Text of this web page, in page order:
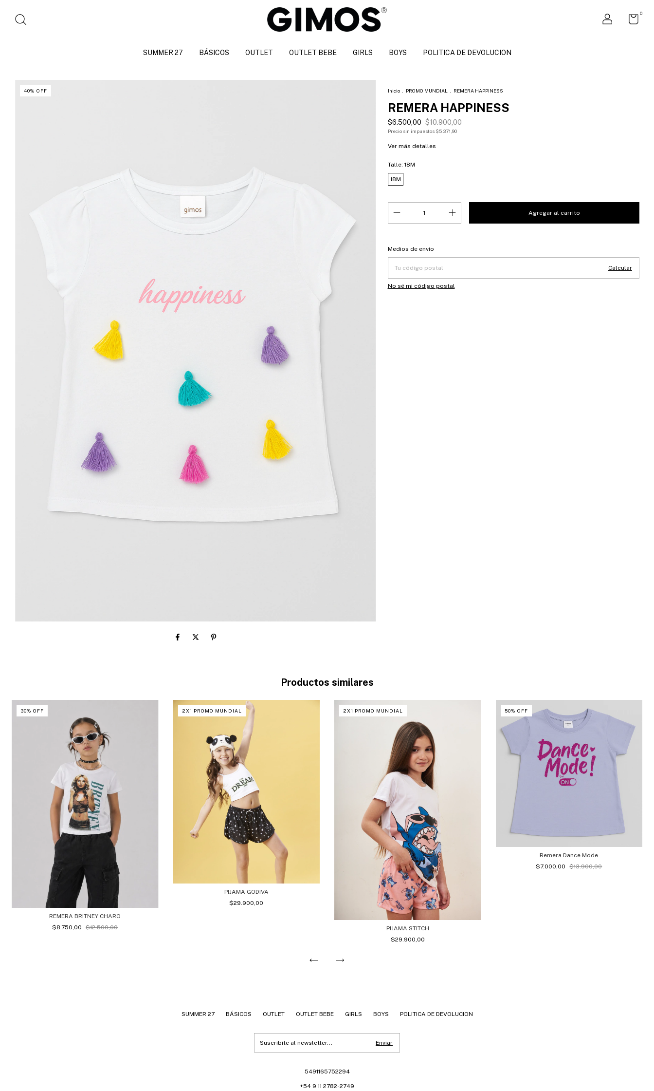
0
SUMMER 27 BÁSICOS OUTLET OUTLET BEBE GIRLS BOYS POLITICA DE DEVOLUCION
40% OFF Inicio PROMO MUNDIAL REMERA HAPPINESS
REMERA HAPPINESS
$6.500,00 $10.900,00
Precio sin impuestos $5.371,90
Ver más detalles
Talle: 18M
18M
Entregas para el CP:
Medios de envío
Calcular
No sé mi código postal
Productos similares
30% OFF
REMERA BRITNEY CHARO
$8.750,00
$12.500,00
2X1 PROMO MUNDIAL
PIJAMA GODIVA
$29.900,00
2X1 PROMO MUNDIAL
PIJAMA STITCH
$29.900,00
50% OFF
Remera Dance Mode
$7.000,00
$13.900,00
SUMMER 27 BÁSICOS OUTLET OUTLET BEBE GIRLS BOYS POLITICA DE DEVOLUCION
5491165752294
+54 9 11 2782-2749